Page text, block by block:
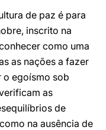
de paz é para
inscrito na
como uma
as nações a fazer
o egoísmo sob
as
de
na ausência de